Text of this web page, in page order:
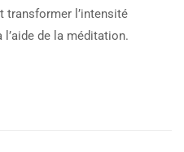
transformer l’intensité
de la méditation.